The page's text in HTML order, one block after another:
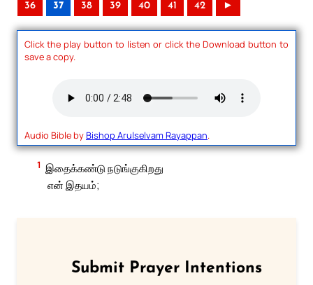
36 37 38 39 40 41 42 ►
Click the play button to listen or click the Download button to
save a copy.
Audio Bible byBishop Arulselvam Rayappan.
1 இதைக்கண்டு நடுங்குகிறது
என் இதயம்;
Submit Prayer Intentions